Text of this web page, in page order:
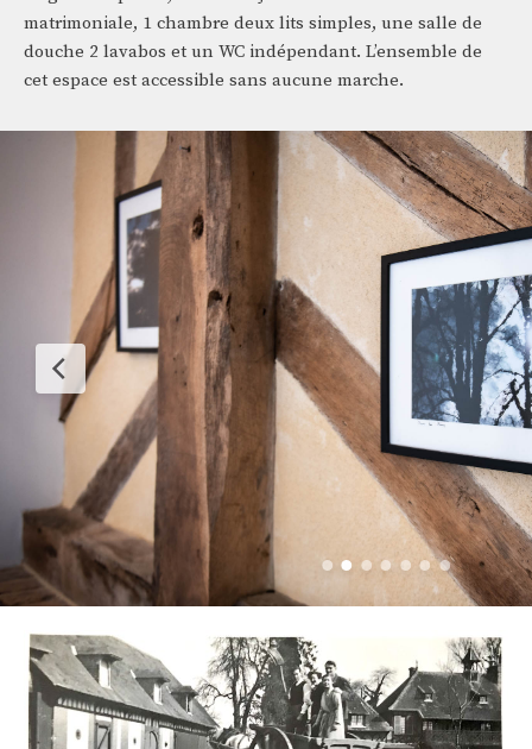
matrimoniale, 1 chambre deux lits simples, une salle de
douche 2 lavabos et un WC indépendant. L’ensemble de
cet espace est accessible sans aucune marche.